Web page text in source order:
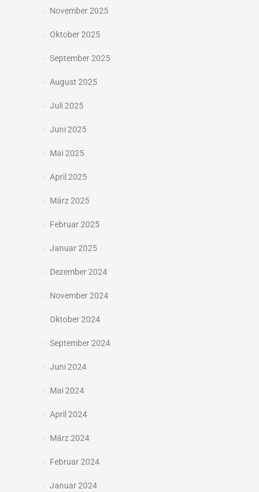
November 2025
Oktober 2025
September 2025
August 2025
Juli 2025
Juni 2025
Mai 2025
April 2025
März 2025
Februar 2025
Januar 2025
Dezember 2024
November 2024
Oktober 2024
September 2024
Juni 2024
Mai 2024
April 2024
März 2024
Februar 2024
Januar 2024